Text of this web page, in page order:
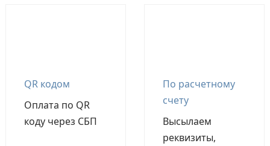
QR кодом
Оплата по QR
коду через СБП
По расчетному
счету
Высылаем
реквизиты,